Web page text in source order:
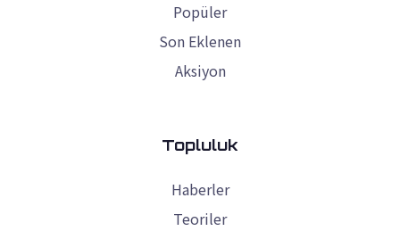
Popüler
Son Eklenen
Aksiyon
Topluluk
Haberler
Teoriler